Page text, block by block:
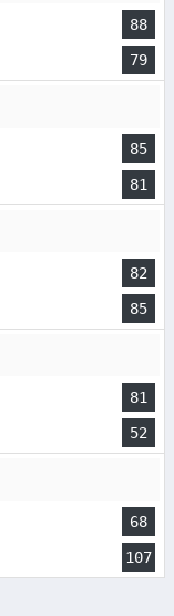
88
79
85
81
82
85
81
52
68
107